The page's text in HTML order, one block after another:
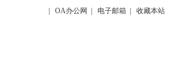
OA办公网 电子邮箱 收藏本站